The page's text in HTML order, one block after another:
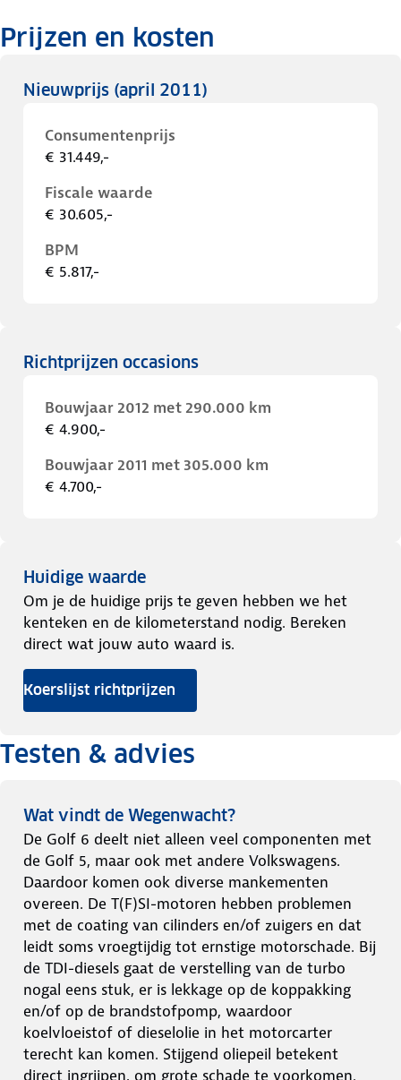
Prijzen en kosten
Nieuwprijs (april 2011)
Consumentenprijs
€ 31.449,-
Fiscale waarde
€ 30.605,-
BPM
€ 5.817,-
Richtprijzen occasions
Bouwjaar 2012 met 290.000 km
€ 4.900,-
Bouwjaar 2011 met 305.000 km
€ 4.700,-
Huidige waarde
Om je de huidige prijs te geven hebben we het
kenteken en de kilometerstand nodig. Bereken
direct wat jouw auto waard is.
Koerslijst richtprijzen
Testen & advies
Wat vindt de Wegenwacht?
De Golf 6 deelt niet alleen veel componenten met
de Golf 5, maar ook met andere Volkswagens.
Daardoor komen ook diverse mankementen
overeen. De T(F)SI-motoren hebben problemen
met de coating van cilinders en/of zuigers en dat
leidt soms vroegtijdig tot ernstige motorschade. Bij
de TDI-diesels gaat de verstelling van de turbo
nogal eens stuk, er is lekkage op de koppakking
en/of op de brandstofpomp, waardoor
koelvloeistof of dieselolie in het motorcarter
terecht kan komen. Stijgend oliepeil betekent
direct ingrijpen, om grote schade te voorkomen.